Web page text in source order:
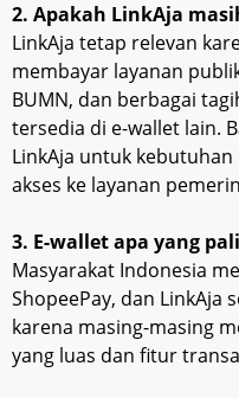
2. Apakah LinkAja
LinkAja tetap relevan
membayar layanan
BUMN, dan berbagai
tersedia di e-wallet lain.
LinkAja untuk
akses ke layanan
3. E-wallet apa yang
Masyarakat Indonesia
ShopeePay, dan LinkAja
karena masing-masing
yang luas dan fitur